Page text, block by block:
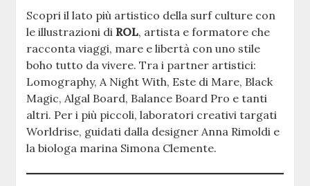
Scopri il lato più artistico della surf culture con
le illustrazioni di ROL, artista e formatore che
racconta viaggi, mare e libertà con uno stile
boho tutto da vivere. Tra i partner artistici:
Lomography, A Night With, Este di Mare, Black
Magic, Algal Board, Balance Board Pro e tanti
altri. Per i più piccoli, laboratori creativi targati
Worldrise, guidati dalla designer Anna Rimoldi e
la biologa marina Simona Clemente.